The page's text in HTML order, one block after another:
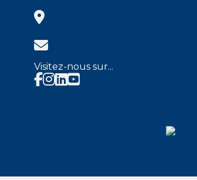
info@shhy.info
Visitez-nous sur...
Facebook SHHY
Instagram SHHY